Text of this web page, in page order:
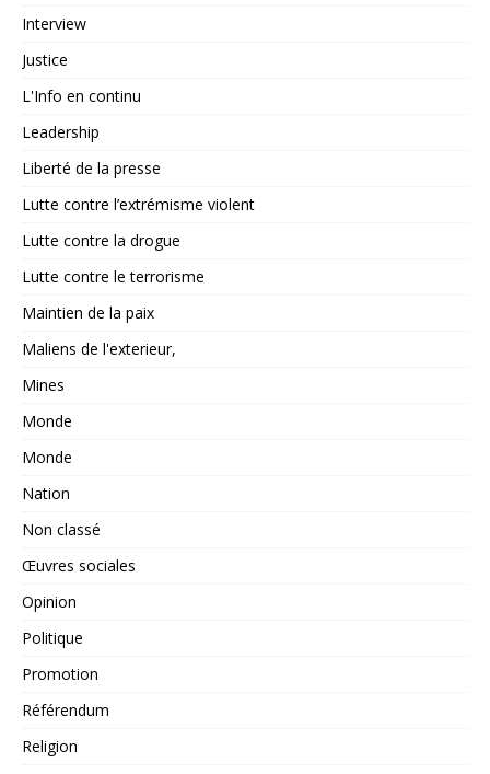
Interview
Justice
L'Info en continu
Leadership
Liberté de la presse
Lutte contre l’extrémisme violent
Lutte contre la drogue
Lutte contre le terrorisme
Maintien de la paix
Maliens de l'exterieur,
Mines
Monde
Monde
Nation
Non classé
Œuvres sociales
Opinion
Politique
Promotion
Référendum
Religion